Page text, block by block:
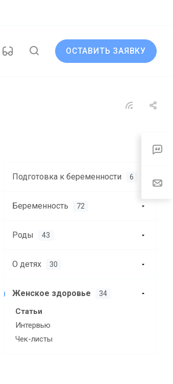
ОСТАВИТЬ ЗАЯВКУ
Подготовка к беременности 6
Беременность 72
Роды 43
О детях 30
Женское здоровье 34
Статьи
Интервью
Чек-листы